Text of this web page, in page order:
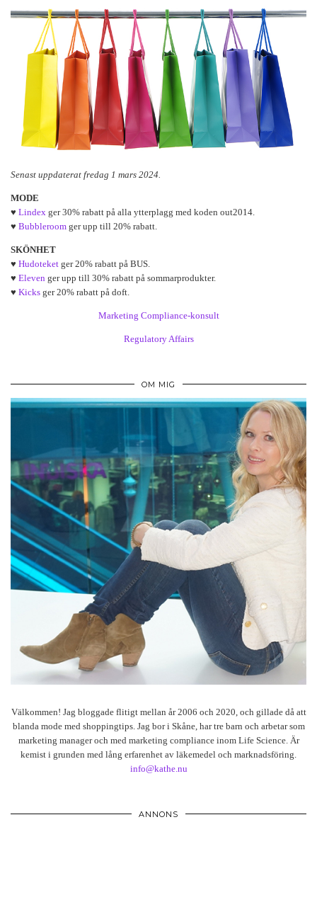
Senast uppdaterat fredag 1 mars 2024.
MODE
♥ Lindex ger 30% rabatt på alla ytterplagg med koden out2014.
♥ Bubbleroom ger upp till 20% rabatt.
SKÖNHET
♥ Hudoteket ger 20% rabatt på BUS.
♥ Eleven ger upp till 30% rabatt på sommarprodukter.
♥ Kicks ger 20% rabatt på doft.
Marketing Compliance-konsult
Regulatory Affairs
OM MIG
Välkommen! Jag bloggade flitigt mellan år 2006 och 2020, och gillade då att
blanda mode med shoppingtips. Jag bor i Skåne, har tre barn och arbetar som
marketing manager och med marketing compliance inom Life Science. Är
kemist i grunden med lång erfarenhet av läkemedel och marknadsföring.
info@kathe.nu
ANNONS